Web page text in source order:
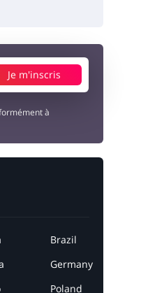
Je m'inscris
à
Brazil
Germany
Poland